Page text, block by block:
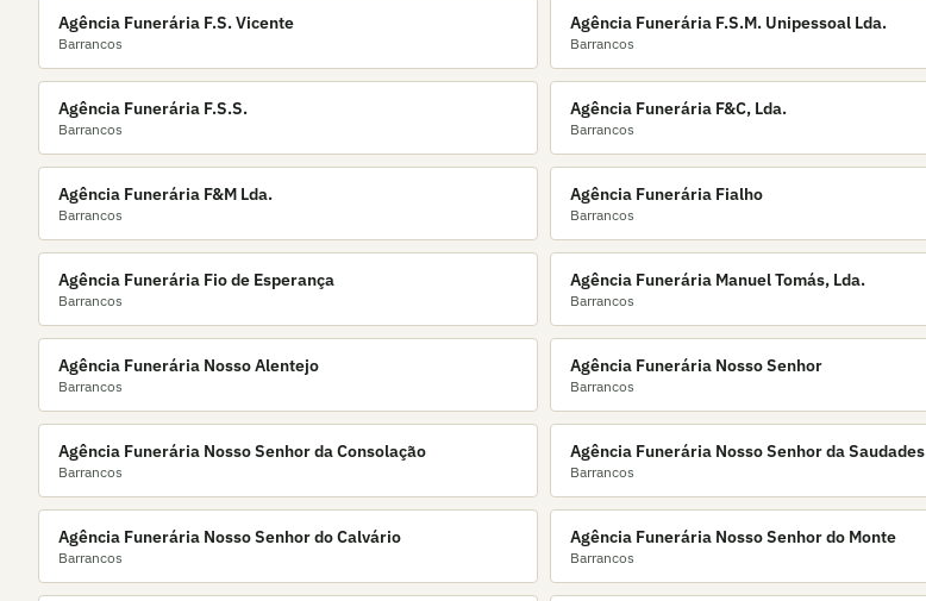
Agência Funerária F.S. Vicente
Barrancos
Agência Funerária F.S.M. Unipessoal Lda.
Barrancos
Agência Funerária F.S.S.
Barrancos
Agência Funerária F&C, Lda.
Barrancos
Agência Funerária F&M Lda.
Barrancos
Agência Funerária Fialho
Barrancos
Agência Funerária Fio de Esperança
Barrancos
Agência Funerária Manuel Tomás, Lda.
Barrancos
Agência Funerária Nosso Alentejo
Barrancos
Agência Funerária Nosso Senhor
Barrancos
Agência Funerária Nosso Senhor da Consolação
Barrancos
Agência Funerária Nosso Senhor da Saudades
Barrancos
Agência Funerária Nosso Senhor do Calvário
Barrancos
Agência Funerária Nosso Senhor do Monte
Barrancos